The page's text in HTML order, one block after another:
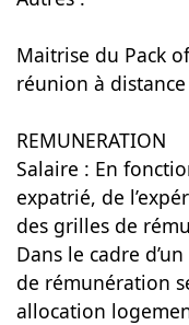
Maitrise du Pack
réunion à distance
REMUNERATION
Salaire : En
expatrié, de
des grilles de
Dans le cadre
de rémunération
allocation